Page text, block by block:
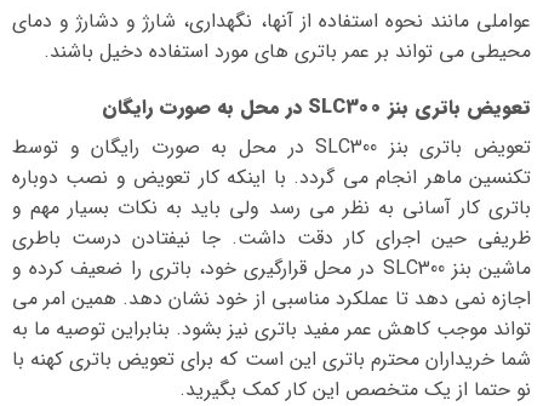
عواملی مانند نحوه استفاده از آنها، نگهداری، شارژ و دشارژ و دمای
محیطی می تواند بر عمر باتری های مورد استفاده دخیل باشند.
تعویض باتری بنز SLC300 در محل به صورت رایگان
تعویض باتری بنز SLC300 در محل به صورت رایگان و توسط
تکنسین ماهر انجام می گردد. با اینکه کار تعویض و نصب دوباره
باتری کار آسانی به نظر می رسد ولی باید به نکات بسیار مهم و
ظریفی حین اجرای کار دقت داشت. جا نیفتادن درست باطری
ماشین بنز SLC300 در محل قرارگیری خود، باتری را ضعیف کرده و
اجازه نمی دهد تا عملکرد مناسبی از خود نشان دهد. همین امر می
تواند موجب کاهش عمر مفید باتری نیز بشود. بنابراین توصیه ما به
شما خریداران محترم باتری این است که برای تعویض باتری کهنه با
نو حتما از یک متخصص این کار کمک بگیرید.